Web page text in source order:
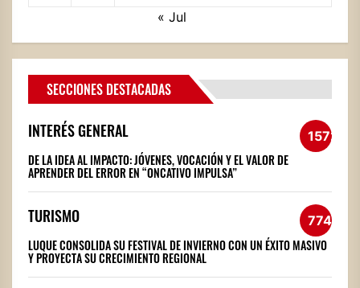
« Jul
SECCIONES DESTACADAS
INTERÉS GENERAL 1572
DE LA IDEA AL IMPACTO: JÓVENES, VOCACIÓN Y EL VALOR DE
APRENDER DEL ERROR EN “ONCATIVO IMPULSA”
TURISMO 774
LUQUE CONSOLIDA SU FESTIVAL DE INVIERNO CON UN ÉXITO MASIVO
Y PROYECTA SU CRECIMIENTO REGIONAL